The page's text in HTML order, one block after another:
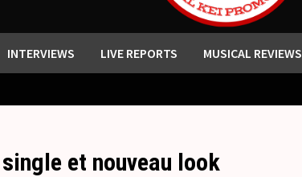
INTERVIEWS LIVE REPORTS MUSICAL REVIEWS
single et nouveau look